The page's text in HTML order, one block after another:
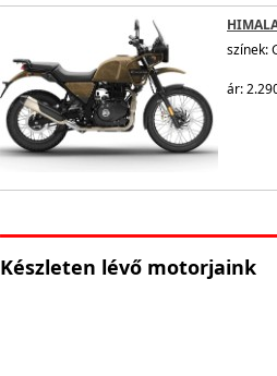
színek:
ár:
Készleten lévő motorjaink